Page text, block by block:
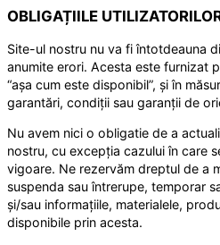
OBLIGAȚIILE
Site-ul nostru nu va fi întotdeauna
anumite erori. Acesta este furnizat
“așa cum este disponibil”, și în
garantări, condiții sau garanții de
Nu avem nici o obligatie de a
nostru, cu excepția cazului în care
vigoare. Ne rezervăm dreptul de a
suspenda sau întrerupe, temporar
și/sau informațiile, materialele,
disponibile prin acesta.